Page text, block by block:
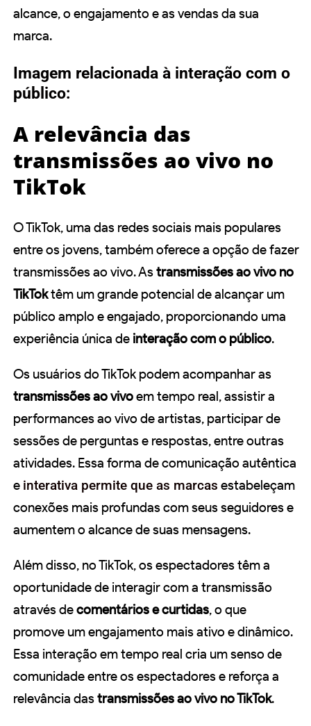
alcance, o engajamento e as vendas da sua
marca.
Imagem relacionada à interação com o
público:
A relevância das
transmissões ao vivo no
TikTok
O TikTok, uma das redes sociais mais populares
entre os jovens, também oferece a opção de fazer
transmissões ao vivo. Astransmissões ao vivo no
TikToktêm um grande potencial de alcançar um
público amplo e engajado, proporcionando uma
experiência única de interação com o público.
Os usuários do TikTok podem acompanhar as
transmissões ao vivoem tempo real, assistir a
performances ao vivo de artistas, participar de
sessões de perguntas e respostas, entre outras
atividades. Essa forma de comunicação autêntica
e interativa permite que as marcas estabeleçam
conexões mais profundas com seus seguidores e
aumentem o alcance de suas mensagens.
Além disso, no TikTok, os espectadores têm a
oportunidade de interagir com a transmissão
através decomentários e curtidas, o que
promove um engajamento mais ativo e dinâmico.
Essa interação em tempo real cria um senso de
comunidade entre os espectadores e reforça a
relevância dastransmissões ao vivo no TikTok.